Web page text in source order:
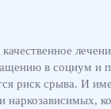
в социум и
риск срыва. И
наркозависимых,